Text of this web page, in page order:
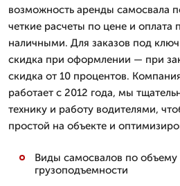
возможность аренды самосвала
четкие расчеты по цене и оплата
наличными. Для заказов под ключ
скидка при оформлении — при
скидка от 10 процентов.
работает с 2012 года, мы
технику и работу водителями,
простой на объекте и
Виды самосвалов по объему
грузоподъемности